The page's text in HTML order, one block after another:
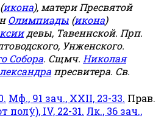
(икона), матери Пресвятой
Олимпиады (икона)
девы, Тавеннской. Прп.
Унженского.
Собора. Сщмч. Николая
пресвитера. Св.
Мф., 91 зач., XXII, 23-33. Прав.
полу́), IV, 22-31. Лк., 36 зач.,